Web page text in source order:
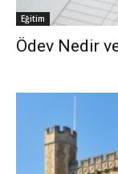
Eğitim
Ödev Nedir